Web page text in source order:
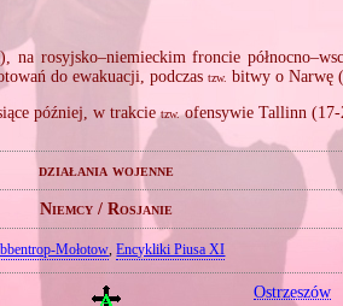
na rosyjsko–niemieckim froncie
do ewakuacji, podczastzw. bitwy o Narwę
później, w trakcietzw.ofensywie Tallinn
działania wojenne
Niemcy / Rosjanie
,Encykliki Piusa XI
Ostrzeszów